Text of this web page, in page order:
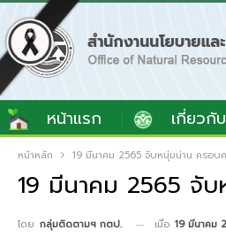
หน้าแรก เกี่ยวกับ
หน้าหลัก 19 มีนาคม 2565 จับหนุ่มน่าน ครอบ
19 มีนาคม 2565 จั
โดย กลุ่มติดตามฯ กตป. เมื่อ 19 มีนาคม